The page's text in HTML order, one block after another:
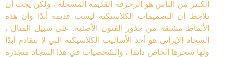
الكثير من الناس هو الزخرفة القديمة المسجلة ، ولكن يجب أن
نلاحظ أن التصميمات الكلاسيكية ليست قديمة أبدًا وأن هذه
الأنماط مشتقة من جذور الفنون الأصلية. على سبيل المثال ،
السجاد الإيراني هو أحد الأساليب الكلاسيكية التي لا تتقادم أبدًا
ولها سحرها الخاص دائمًا ، والشخصيات في هذا السجاد متجذرة